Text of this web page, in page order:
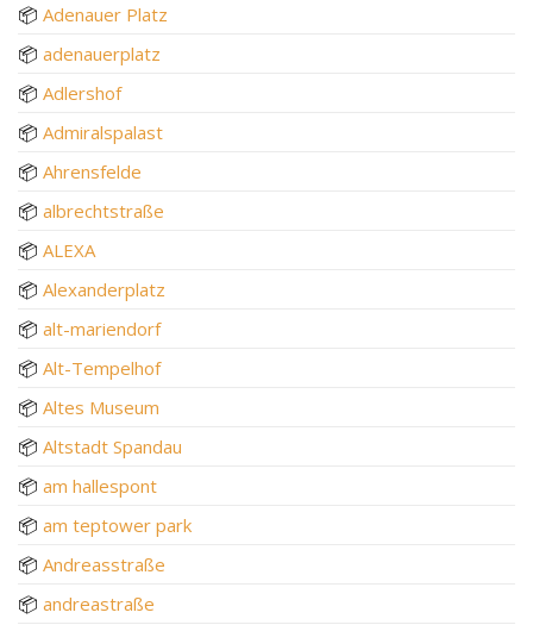
📦 Adenauer Platz
📦 adenauerplatz
📦 Adlershof
📦 Admiralspalast
📦 Ahrensfelde
📦 albrechtstraße
📦 ALEXA
📦 Alexanderplatz
📦 alt-mariendorf
📦 Alt-Tempelhof
📦 Altes Museum
📦 Altstadt Spandau
📦 am hallespont
📦 am teptower park
📦 Andreasstraße
📦 andreastraße